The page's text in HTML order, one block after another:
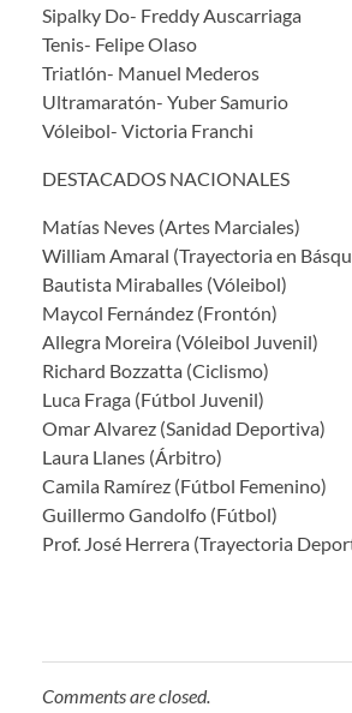
Sipalky Do- Freddy Auscarriaga
Tenis- Felipe Olaso
Triatlón- Manuel Mederos
Ultramaratón- Yuber Samurio
Vóleibol- Victoria Franchi
DESTACADOS NACIONALES
Matías Neves (Artes Marciales)
William Amaral (Trayectoria en
Bautista Miraballes (Vóleibol)
Maycol Fernández (Frontón)
Allegra Moreira (Vóleibol Juvenil)
Richard Bozzatta (Ciclismo)
Luca Fraga (Fútbol Juvenil)
Omar Alvarez (Sanidad Deportiva)
Laura Llanes (Árbitro)
Camila Ramírez (Fútbol Femenino)
Guillermo Gandolfo (Fútbol)
Prof. José Herrera (Trayectoria
Comments are closed.